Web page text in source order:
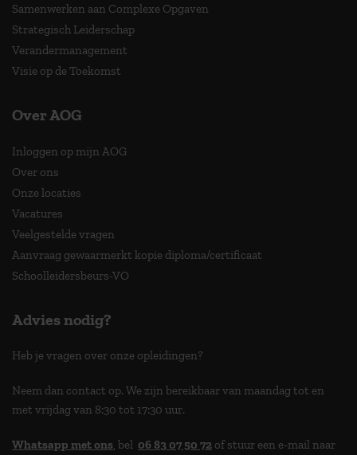
Samenwerken aan Complexe Opgaven
Strategisch Leiderschap
Verandermanagement
Visie op de Toekomst
Over AOG
Inloggen op mijn AOG
Over ons
Onze locaties
Vacatures
Veelgestelde vragen
Aanvraag gewaarmerkt kopie diploma/certificaat
Schoolleidersbeurs-VO
Advies nodig?
Heb je vragen over onze opleidingen?
Neem dan contact op. We zijn bereikbaar van maandag tot en
met vrijdag van 8:30 tot 17:30 uur.
Whatsapp met ons, bel 06 83 07 50 72 of stuur een e-mail naar